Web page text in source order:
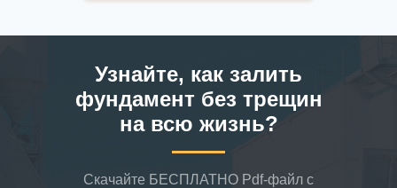
Узнайте, как залить
фундамент без трещин
на всю жизнь?
Скачайте БЕСПЛАТНО Pdf-файл с